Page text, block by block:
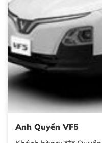
Anh Quyền VF5